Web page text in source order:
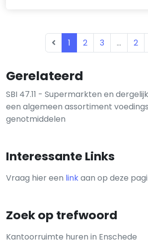
Gerelateerd
SBI 47.11 - Supermarkten en
een algemeen assortiment
genotmiddelen
Interessante Links
Vraag hier een linkaan op deze
Zoek op trefwoord
Kantoorruimte huren in Enschede
1 2 3 ... 2